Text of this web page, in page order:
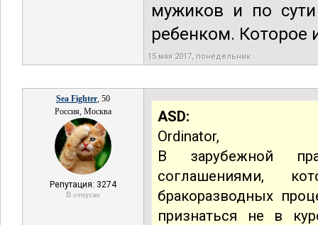
мужиков и по
ребенком. Которое
15 мая 2017, понедельник
Sea Fighter, 50
Россия, Москва
Репутация: 3274
В отпуске
ASD:
Ordinator,
В зарубежной
соглашениями,
бракоразводных
признаться не в